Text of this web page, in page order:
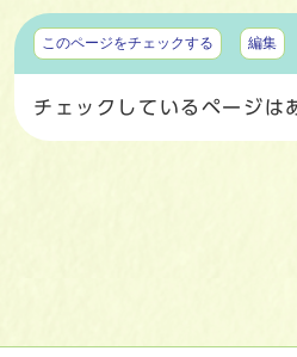
マイページ
このページをチェックする 編集
チェックしているページは